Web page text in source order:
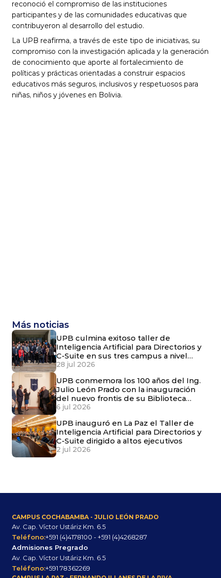
reconoció el compromiso de las instituciones
participantes y de las comunidades educativas que
contribuyeron al desarrollo del estudio.
La UPB reafirma, a través de este tipo de iniciativas, su
compromiso con la investigación aplicada y la generación
de conocimiento que aporte al fortalecimiento de
políticas y prácticas orientadas a construir espacios
educativos más seguros, inclusivos y respetuosos para
niñas, niños y jóvenes en Bolivia.
Más noticias
UPB culmina exitoso taller de
Inteligencia Artificial para Directorios y
C-Suite en sus tres campus a nivel
nacional
28 jul 2026
UPB conmemora los 100 años del Ing.
Julio León Prado con la inauguración
del nuevo frontis de su Biblioteca
Central
6 jul 2026
UPB inauguró en La Paz el Taller de
Inteligencia Artificial para Directorios y
C-Suite dirigido a altos ejecutivos
2 jul 2026
CAMPUS COCHABAMBA - JULIO LEÓN PRADO
Av. Cap. Víctor Ustáriz Km. 6.5
Teléfono:+591 (4)4178100 - +591 (4)4268287
Admisiones Pregrado
Av. Cap. Víctor Ustáriz Km. 6.5
Teléfono:+591 78362269